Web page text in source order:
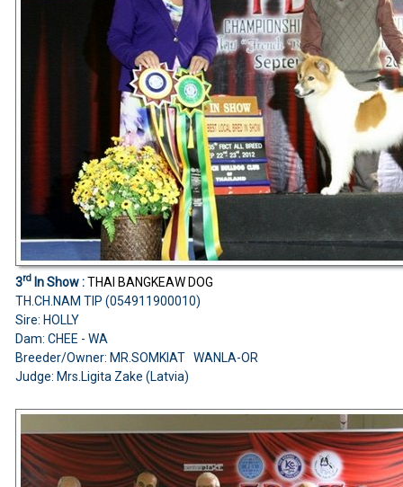
3rd In Show :THAI BANGKEAW DOG
TH.CH.NAM TIP (054911900010)
Sire: HOLLY
Dam: CHEE - WA
Breeder/Owner: MR.SOMKIAT WANLA-OR
Judge: Mrs.Ligita Zake (Latvia)